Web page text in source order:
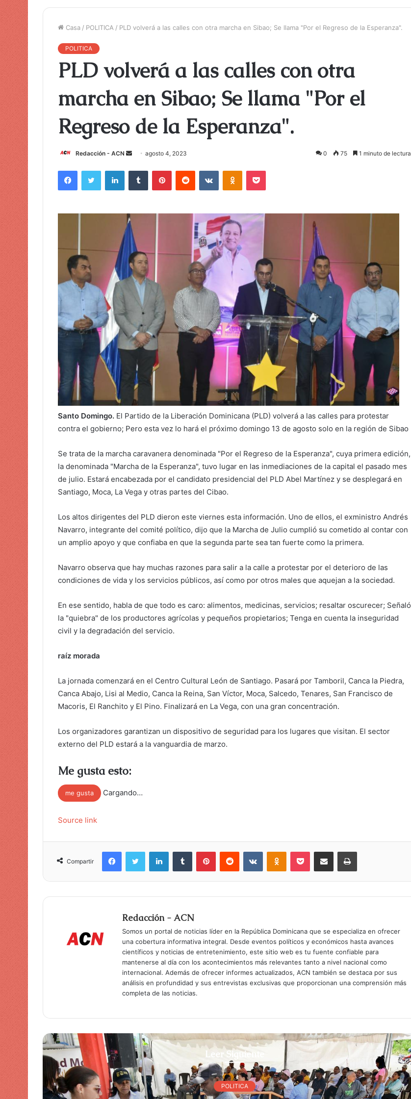
Casa / POLITICA / PLD volverá a las calles con otra marcha en Sibao; Se llama "Por el Regreso de la Esperanza".
POLITICA
PLD volverá a las calles con otra
marcha en Sibao; Se llama "Por el
Regreso de la Esperanza".
Redacción - ACN
i
r
n
c
o
r
r
e
ó
n
agosto 4, 2023 0 75 1 minuto de lectura
Santo Domingo. El Partido de la Liberación Dominicana (PLD) volverá a las calles para protestar
contra el gobierno; Pero esta vez lo hará el próximo domingo 13 de agosto solo en la región de Sibao
Se trata de la marcha caravanera denominada "Por el Regreso de la Esperanza", cuya primera edición,
la denominada "Marcha de la Esperanza", tuvo lugar en las inmediaciones de la capital el pasado mes
de julio. Estará encabezada por el candidato presidencial del PLD Abel Martínez y se desplegará en
Santiago, Moca, La Vega y otras partes del Cibao.
Los altos dirigentes del PLD dieron este viernes esta información. Uno de ellos, el exministro Andrés
Navarro, integrante del comité político, dijo que la Marcha de Julio cumplió su cometido al contar con
un amplio apoyo y que confiaba en que la segunda parte sea tan fuerte como la primera.
Navarro observa que hay muchas razones para salir a la calle a protestar por el deterioro de las
condiciones de vida y los servicios públicos, así como por otros males que aquejan a la sociedad.
En ese sentido, habla de que todo es caro: alimentos, medicinas, servicios; resaltar oscurecer; Señaló
la "quiebra" de los productores agrícolas y pequeños propietarios; Tenga en cuenta la inseguridad
civil y la degradación del servicio.
raíz morada
La jornada comenzará en el Centro Cultural León de Santiago. Pasará por Tamboril, Canca la Piedra,
Canca Abajo, Lisi al Medio, Canca la Reina, San Víctor, Moca, Salcedo, Tenares, San Francisco de
Macoris, El Ranchito y El Pino. Finalizará en La Vega, con una gran concentración.
Los organizadores garantizan un dispositivo de seguridad para los lugares que visitan. El sector
externo del PLD estará a la vanguardia de marzo.
Me gusta esto:
me gusta Cargando…
Source link
Compartir
Redacción - ACN
Somos un portal de noticias líder en la República Dominicana que se especializa en ofrecer
una cobertura informativa integral. Desde eventos políticos y económicos hasta avances
científicos y noticias de entretenimiento, este sitio web es tu fuente confiable para
mantenerse al día con los acontecimientos más relevantes tanto a nivel nacional como
internacional. Además de ofrecer informes actualizados, ACN también se destaca por sus
análisis en profundidad y sus entrevistas exclusivas que proporcionan una comprensión más
completa de las noticias.
Leer Siguiente
POLITICA